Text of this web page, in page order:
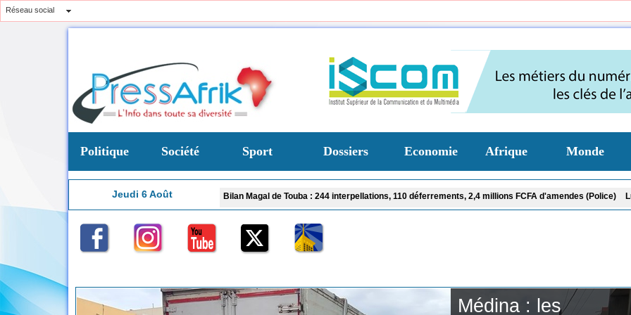
Réseau social
Politique Société Sport Dossiers Economie Afrique Monde
Jeudi 6 Août
du ministre de la Justice Bilan Magal de Touba : 244 interpellations, 110 déferrements, 2,4 millions FCFA d'amendes (Police) Lutte contre
AfroBasket U18